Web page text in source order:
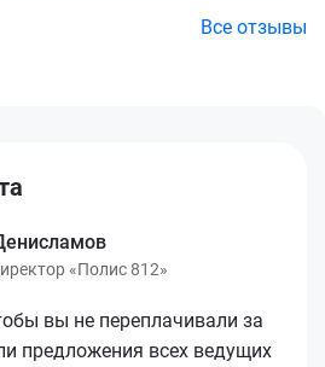
Все отзывы
«Полис 812»
вы не переплачивали за
предложения всех ведущих